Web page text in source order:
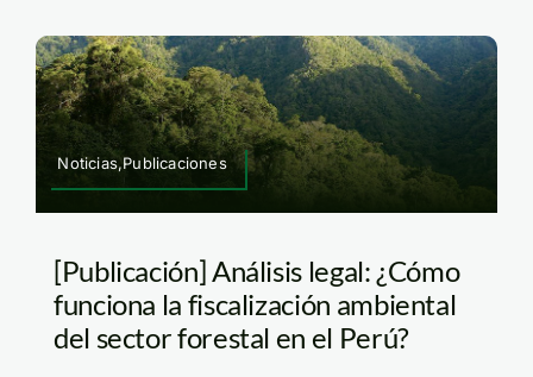
Noticias,Publicaciones
[Publicación] Análisis legal: ¿Cómo
funciona la fiscalización ambiental
del sector forestal en el Perú?